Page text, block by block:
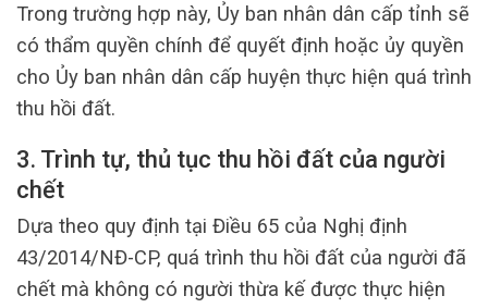
Trong trường hợp này, Ủy ban nhân dân cấp tỉnh sẽ
có thẩm quyền chính để quyết định hoặc ủy quyền
cho Ủy ban nhân dân cấp huyện thực hiện quá trình
thu hồi đất.
3. Trình tự, thủ tục thu hồi đất của người
chết
Dựa theo quy định tại Điều 65 của Nghị định
43/2014/NĐ-CP, quá trình thu hồi đất của người đã
chết mà không có người thừa kế được thực hiện